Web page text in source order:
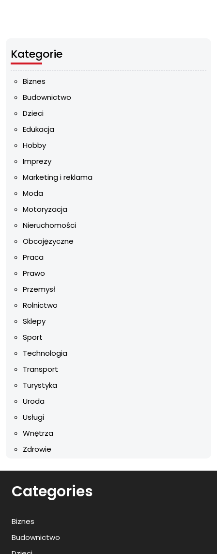
Kategorie
Biznes
Budownictwo
Dzieci
Edukacja
Hobby
Imprezy
Marketing i reklama
Moda
Motoryzacja
Nieruchomości
Obcojęzyczne
Praca
Prawo
Przemysł
Rolnictwo
Sklepy
Sport
Technologia
Transport
Turystyka
Uroda
Usługi
Wnętrza
Zdrowie
Categories
Biznes
Budownictwo